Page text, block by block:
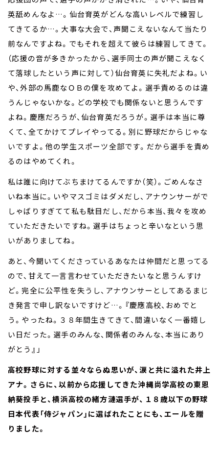
英舐めんなよ…。仙台育英がどんな高いレベルで練習し
てきてるか…。大事な大会で、声聞こえないなんて当たり
前なんですよね。でもそれを超えて彼らは練習してきて。
（応援の音が多きかったから、選手同士の声が聞こえなく
て落球したという声に対して）仙台育英に失礼だよね。い
や、外部の馬鹿なＯＢの僕を攻めてよ。選手責めるのは違
うんじゃないかな。どの学校でも関係ないと思うんです
よね。慶應だろうが、仙台育英だろうが。選手は本当に尊
くて、全てかけてプレイやってる。別に野球だからじゃな
いですよ。他の学生スポーツ全部です。だから選手を責め
るのはやめてくれ。
私は誰に向けてぶちまけてるんですか（笑）。ごめんなさ
いね本当に。いやマスゴミはダメだし、アナウンサーがで
しゃばりすぎてて私も駄目だし、だから本当、我々を攻め
ていただきたいですね。選手はちょっと辛いなという思
いがありましてね。
あと、今聞いてくださっているあなたは仲間だと思ってる
ので、甘えて一言言わせていただきたいなと思うんすけ
ど。完全に公平性を失うし、アナウンサーとしてあるまじ
き発言で申し訳ないですけど…。 『慶應高校、おめでと
う。やったね。３８年間生きてきて、間違いなく一番嬉し
い日だった。選手のみんな、関係者のみんな、本当にあり
がとう 』 」
高校野球に対する並々ならぬ思いが、涙と共に溢れた井上
アナ。さらに、以前から応援してきた沖縄尚学高校の東恩
納葵投手と、横浜高校の緒方漣選手が、１８歳以下の野球
日本代表「侍ジャパン」に選ばれたことにも、エールを贈
りました。